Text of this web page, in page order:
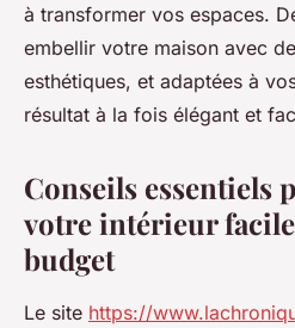
Manon•29 août 2025•4 min de
à transformer vos espaces.
embellir votre maison avec
esthétiques, et adaptées à
résultat à la fois élégant et
Conseils essentiels
votre intérieur
budget
Le site https://